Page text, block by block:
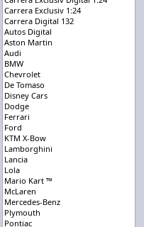
Carrera Exclusiv 1:24
Carrera Digital 132
Autos Digital
Aston Martin
Audi
BMW
Chevrolet
De Tomaso
Disney Cars
Dodge
Ferrari
Ford
KTM X-Bow
Lamborghini
Lancia
Lola
Mario Kart ™
McLaren
Mercedes-Benz
Plymouth
Pontiac